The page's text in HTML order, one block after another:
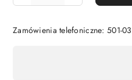
Zamówienia telefoniczne: 501-